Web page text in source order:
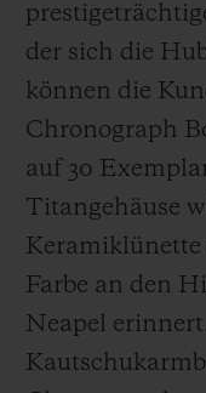
der sich die
können die
Chronograph
auf 30
Titangehäuse
Keramiklünette
Farbe an den
Neapel